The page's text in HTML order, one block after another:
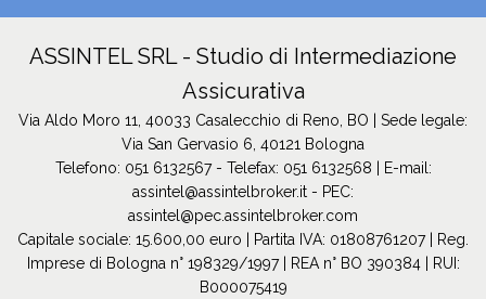
ASSINTEL SRL - Studio di Intermediazione
Assicurativa
Via Aldo Moro 11, 40033 Casalecchio di Reno, BO | Sede legale:
Via San Gervasio 6, 40121 Bologna
Telefono: 051 6132567 - Telefax: 051 6132568 | E-mail:
assintel@assintelbroker.it - PEC:
assintel@pec.assintelbroker.com
Capitale sociale: 15.600,00 euro | Partita IVA: 01808761207 | Reg.
Imprese di Bologna n° 198329/1997 | REA n° BO 390384 | RUI:
B000075419